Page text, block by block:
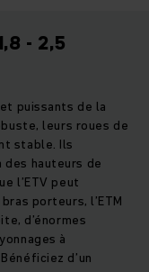
- 2,5
puissants de la
leurs roues de
stable. Ils
hauteurs de
l’ETV peut
porteurs, l’ETM
d’énormes
à
d’un